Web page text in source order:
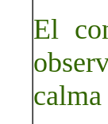
El